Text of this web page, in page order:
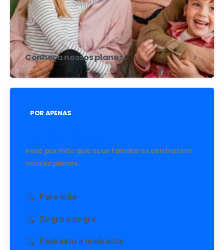
Conheça nossos planos
POR APENAS
você permite que seus familiares contratem
nossos planos.
Pai e mãe
Sogro e sogra
Padrasto e madrasta